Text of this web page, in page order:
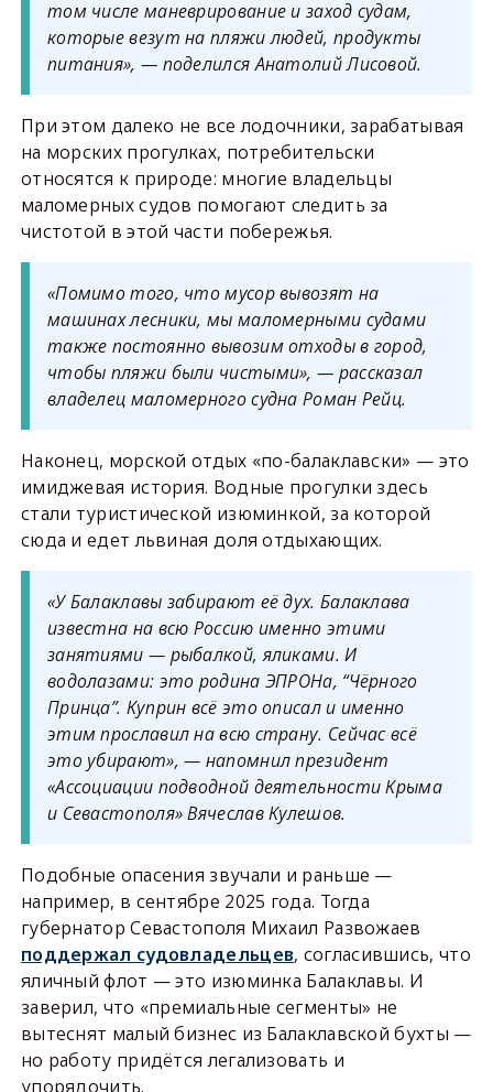
том числе маневрирование и заход судам,
которые везут на пляжи людей, продукты
питания», — поделился Анатолий Лисовой.
При этом далеко не все лодочники, зарабатывая
на морских прогулках, потребительски
относятся к природе: многие владельцы
маломерных судов помогают следить за
чистотой в этой части побережья.
«Помимо того, что мусор вывозят на
машинах лесники, мы маломерными судами
также постоянно вывозим отходы в город,
чтобы пляжи были чистыми», — рассказал
владелец маломерного судна Роман Рейц.
Наконец, морской отдых «по-балаклавски» — это
имиджевая история. Водные прогулки здесь
стали туристической изюминкой, за которой
сюда и едет львиная доля отдыхающих.
«У Балаклавы забирают её дух. Балаклава
известна на всю Россию именно этими
занятиями — рыбалкой, яликами. И
водолазами: это родина ЭПРОНа, “Чёрного
Принца”. Куприн всё это описал и именно
этим прославил на всю страну. Сейчас всё
это убирают», — напомнил президент
«Ассоциации подводной деятельности Крыма
и Севастополя» Вячеслав Кулешов.
Подобные опасения звучали и раньше —
например, в сентябре 2025 года. Тогда
губернатор Севастополя Михаил Развожаев
поддержал судовладельцев, согласившись, что
яличный флот — это изюминка Балаклавы. И
заверил, что «премиальные сегменты» не
вытеснят малый бизнес из Балаклавской бухты —
но работу придётся легализовать и
упорядочить.